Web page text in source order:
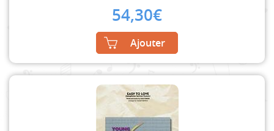
54,30€
Ajouter